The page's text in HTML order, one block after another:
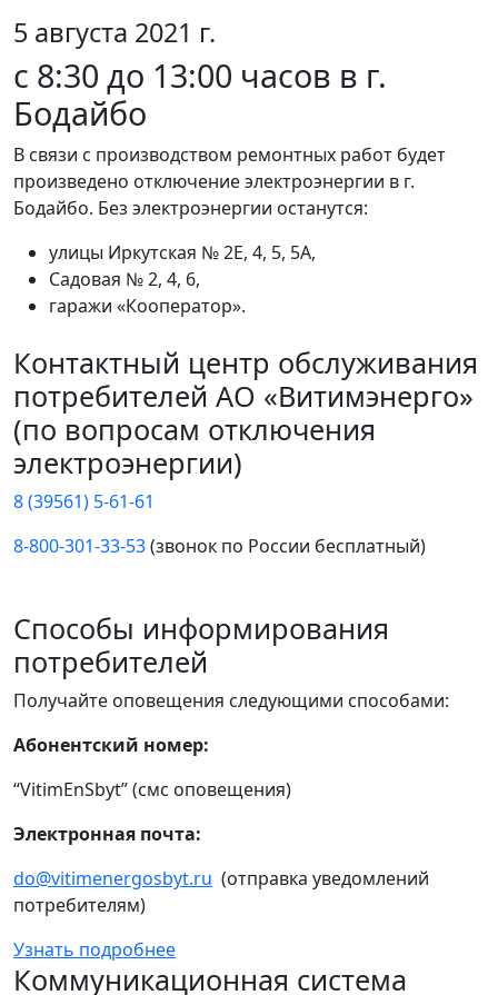
5 августа 2021 г.
с 8:30 до 13:00 часов в г.
Бодайбо
В связи с производством ремонтных работ будет
произведено отключение электроэнергии в г.
Бодайбо. Без электроэнергии останутся:
улицы Иркутская № 2Е, 4, 5, 5А,
Садовая № 2, 4, 6,
гаражи «Кооператор».
Контактный центр обслуживания
потребителей АО «Витимэнерго»
(по вопросам отключения
электроэнергии)
8 (39561) 5-61-61
8-800-301-33-53(звонок по России бесплатный)
Способы информирования
потребителей
Получайте оповещения следующими способами:
Абонентский номер:
“VitimEnSbyt” (смс оповещения)
Электронная почта:
do@vitimenergosbyt.ru (отправка уведомлений
потребителям)
Узнать подробнее
Коммуникационная система